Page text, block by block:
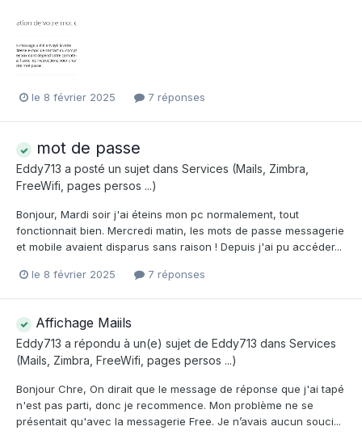
le 8 février 2025 7 réponses
mot de passe
Eddy713 a posté un sujet dans Services (Mails, Zimbra,
FreeWifi, pages persos ...)
Bonjour, Mardi soir j'ai éteins mon pc normalement, tout
fonctionnait bien. Mercredi matin, les mots de passe messagerie
et mobile avaient disparus sans raison ! Depuis j'ai pu accéder...
le 8 février 2025 7 réponses
Affichage Maiils
Eddy713 a répondu à un(e) sujet de Eddy713 dans Services
(Mails, Zimbra, FreeWifi, pages persos ...)
Bonjour Chre, On dirait que le message de réponse que j'ai tapé
n'est pas parti, donc je recommence. Mon problème ne se
présentait qu'avec la messagerie Free. Je n’avais aucun souci...